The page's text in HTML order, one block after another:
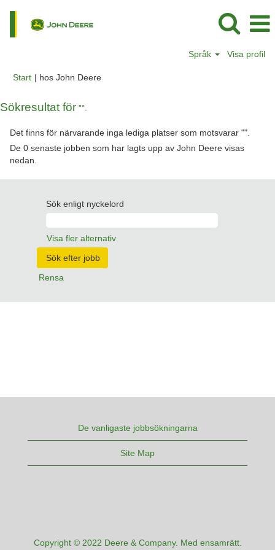
Språk Visa profil
Start | hos John Deere(aktuell
Sökresultat för "".
Det finns för närvarande inga lediga platser som motsvarar "".
De 0 senaste jobben som har lagts upp av John Deere visas
nedan.
Sök enligt nyckelord
Visa fler alternativ
Rensa
De vanligaste jobbsökningarna
Site Map
Copyright © 2022 Deere & Company. Med ensamrätt.